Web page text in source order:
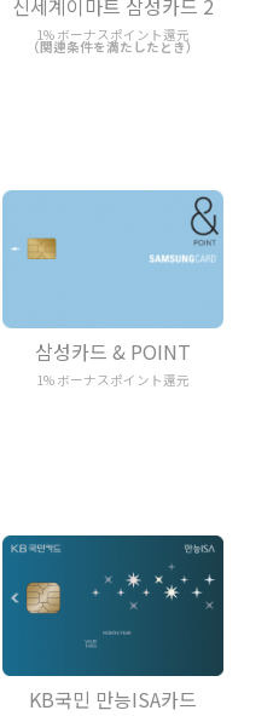
신세계이마트 삼성카드 2
1% ボーナスポイント還元
（関連条件を満たしたとき）
삼성카드 & POINT
1% ボーナスポイント還元
KB국민 만능ISA카드